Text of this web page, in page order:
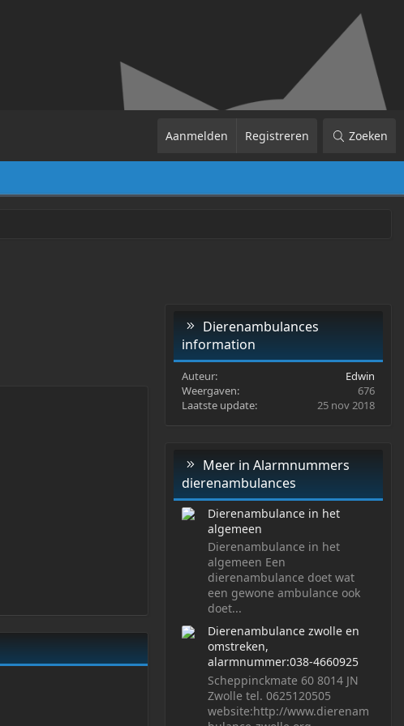
Aanmelden Registreren Zoeken
Dierenambulances
information
Auteur
Edwin
Weergaven
676
Laatste update
25 nov 2018
Meer in Alarmnummers
dierenambulances
Dierenambulance in het
algemeen
Dierenambulance in het
algemeen Een
dierenambulance doet wat
een gewone ambulance ook
doet...
Dierenambulance zwolle en
omstreken,
alarmnummer:038-4660925
Scheppinckmate 60 8014 JN
Zwolle tel. 0625120505
website:http://www.dierenam